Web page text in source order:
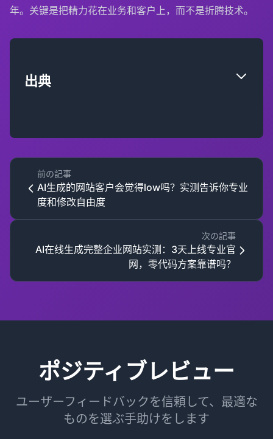
年。关键是把精力花在业务和客户上，而不是折腾技术。
出典
前の記事
AI生成的网站客户会觉得low吗？实测告诉你专业
度和修改自由度
次の記事
AI在线生成完整企业网站实测：3天上线专业官
网，零代码方案靠谱吗？
ポジティブレビュー
ユーザーフィードバックを信頼して、最適な
ものを選ぶ手助けをします